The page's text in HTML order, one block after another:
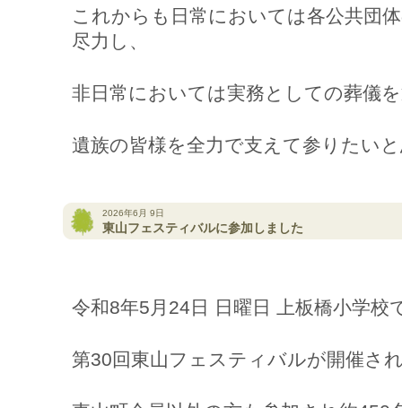
これからも日常においては各公共団
尽力し、
非日常においては実務としての葬儀
遺族の皆様を全力で支えて参りたい
2026年6月 9日
東山フェスティバルに参加しました
令和8年5月24日 日曜日 上板橋小学校
第30回東山フェスティバルが開催さ